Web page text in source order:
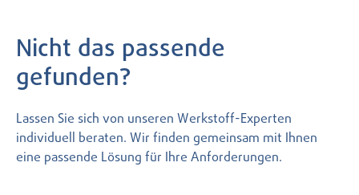
Nicht das passende
gefunden?
Lassen Sie sich von unseren Werkstoff-Experten
individuell beraten. Wir finden gemeinsam mit Ihnen
eine passende Lösung für Ihre Anforderungen.